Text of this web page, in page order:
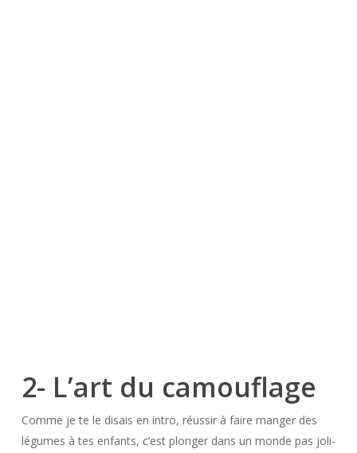
2- L’art du camouflage
Comme je te le disais en intro, réussir à faire manger des
légumes à tes enfants, c’est plonger dans un monde pas joli-